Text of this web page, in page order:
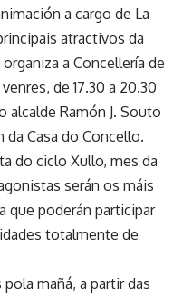
a cargo de La
atractivos da
a Concellería de
de 17.30 a 20.30
alcalde Ramón J. Souto
da Casa do Concello.
do ciclo Xullo, mes da
serán os máis
que poderán participar
totalmente de
mañá, a partir das